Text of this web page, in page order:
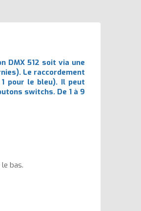
DMX 512 soit via une
Le raccordement
pour le bleu). Il peut
switchs. De 1 à 9
bas.